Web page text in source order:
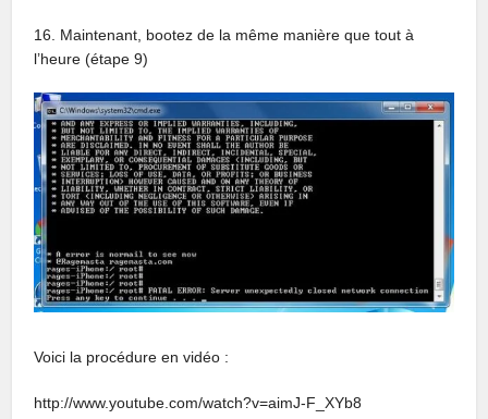
16. Maintenant, bootez de la même manière que tout à
l’heure (étape 9)
Voici la procédure en vidéo :
http://www.youtube.com/watch?v=aimJ-F_XYb8